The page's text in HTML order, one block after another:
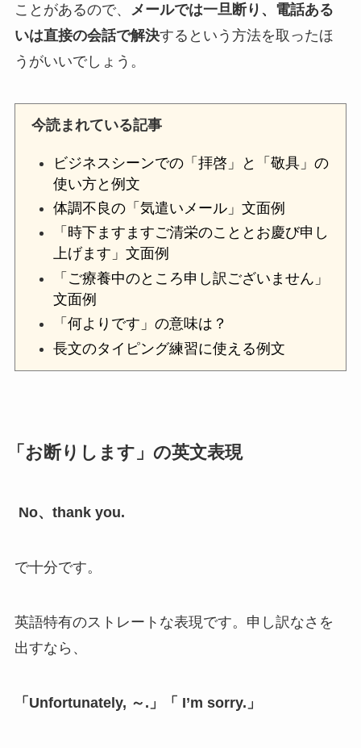
ことがあるので、
メールでは一旦断り、電話ある
いは直接の会話で解決するという方法を取ったほ
うがいいでしょう。
今読まれている記事
ビジネスシーンでの「拝啓」と「敬具」の
使い方と例文
体調不良の「気遣いメール」文面例
「時下ますますご清栄のこととお慶び申し
上げます」文面例
「ご療養中のところ申し訳ございません」
文面例
「何よりです」の意味は？
長文のタイピング練習に使える例文
「お断りします」の英文表現
No、thank you.
で十分です。
英語特有のストレートな表現です。申し訳なさを
出すなら、
「Unfortunately, ～.」「 I’m sorry.」